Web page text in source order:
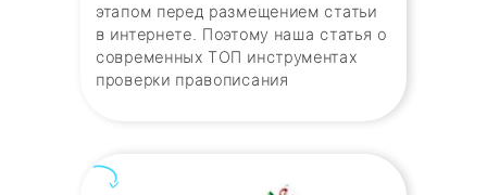
этапом перед размещением статьи
в интернете. Поэтому наша статья о
современных ТОП инструментах
проверки правописания